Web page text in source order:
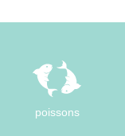
poissons